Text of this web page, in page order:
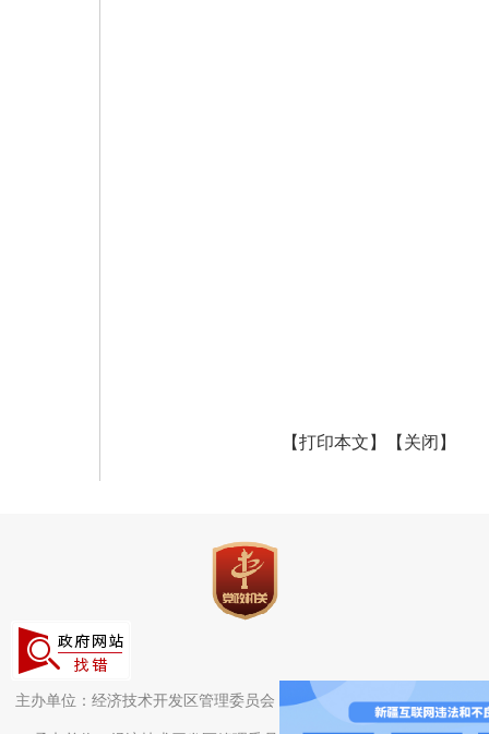
【打印本文】 【关闭】
主办单位：经济技术开发区管理委员会（头屯河区人民政府）办公室